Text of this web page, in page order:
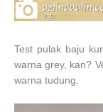
Test pulak baju
warna grey, kan?
warna tudung.